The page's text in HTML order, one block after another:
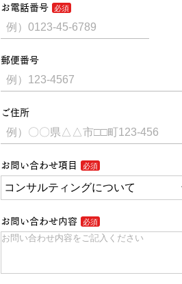
お電話番号
郵便番号
ご住所
お問い合わせ項目
お問い合わせ内容